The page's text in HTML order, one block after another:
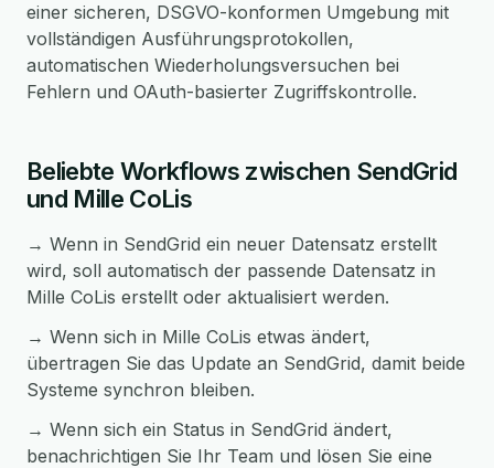
einer sicheren, DSGVO-konformen Umgebung mit
vollständigen Ausführungsprotokollen,
automatischen Wiederholungsversuchen bei
Fehlern und OAuth-basierter Zugriffskontrolle.
Beliebte Workflows zwischen SendGrid
und Mille CoLis
→ Wenn in SendGrid ein neuer Datensatz erstellt
wird, soll automatisch der passende Datensatz in
Mille CoLis erstellt oder aktualisiert werden.
→ Wenn sich in Mille CoLis etwas ändert,
übertragen Sie das Update an SendGrid, damit beide
Systeme synchron bleiben.
→ Wenn sich ein Status in SendGrid ändert,
benachrichtigen Sie Ihr Team und lösen Sie eine